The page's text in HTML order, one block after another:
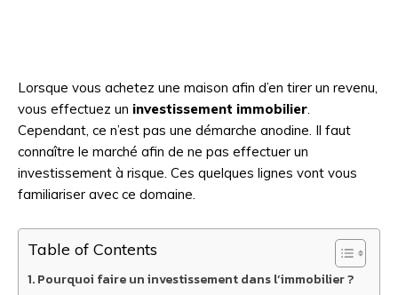
Lorsque vous achetez une maison afin d’en tirer un revenu,
vous effectuez un investissement immobilier
Cependant, ce n’est pas une démarche anodine. Il faut
connaître le marché afin de ne pas effectuer un
investissement à risque. Ces quelques lignes vont vous
familiariser avec ce domaine.
Table of Contents
Pourquoi faire un investissement dans l’immobilier ?